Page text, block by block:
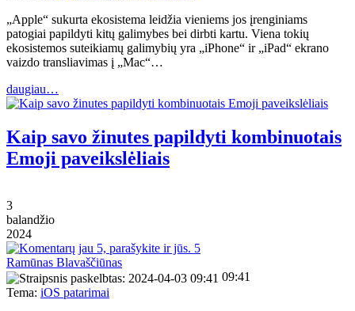
„Apple“ sukurta ekosistema leidžia vieniems jos įrenginiams
patogiai papildyti kitų galimybes bei dirbti kartu. Viena tokių
ekosistemos suteikiamų galimybių yra „iPhone“ ir „iPad“ ekrano
vaizdo transliavimas į „Mac“…
daugiau…
Kaip savo žinutes papildyti kombinuotais
Emoji paveikslėliais
3
balandžio
2024
5
Ramūnas Blavaščiūnas
09:41
Tema: iOS patarimai